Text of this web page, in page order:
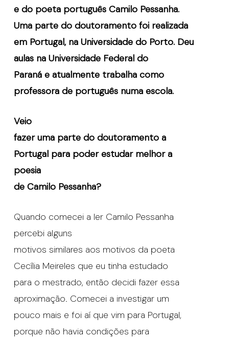
e do poeta português Camilo Pessanha.
Uma parte do doutoramento foi realizada
em Portugal, na Universidade do Porto. Deu
aulas na Universidade Federal do
Paraná e atualmente trabalha como
professora de português numa escola.
Veio
fazer uma parte do doutoramento a
Portugal para poder estudar melhor a
poesia
de Camilo Pessanha?
Quando comecei a ler Camilo Pessanha
percebi alguns
motivos similares aos motivos da poeta
Cecília Meireles que eu tinha estudado
para o mestrado, então decidi fazer essa
aproximação. Comecei a investigar um
pouco mais e foi aí que vim para Portugal,
porque não havia condições para